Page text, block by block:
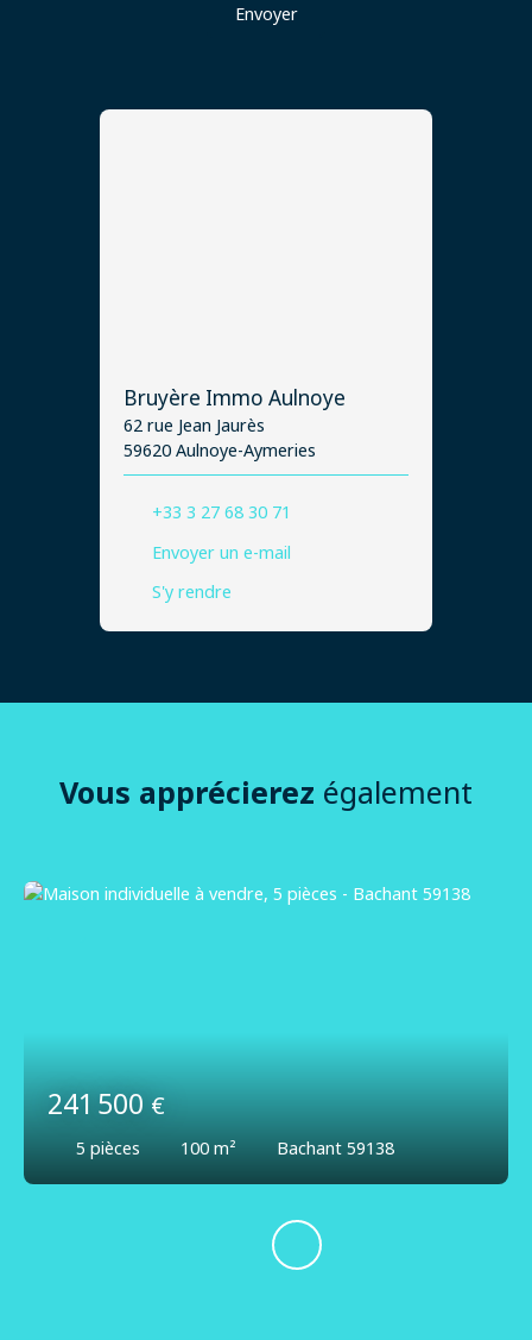
Envoyer
Bruyère Immo Aulnoye
62 rue Jean Jaurès
59620 Aulnoye-Aymeries
+33 3 27 68 30 71
Envoyer un e-mail
S'y rendre
Vous apprécierez également
241 500€
5 pièces 100 m² Bachant 59138